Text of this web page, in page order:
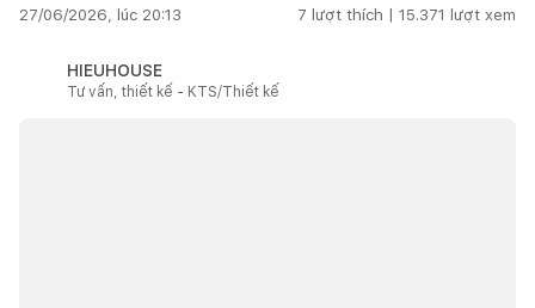
27/06/2026, lúc 20:13 7 lượt thích | 15.371 lượt xem
HIEUHOUSE
Tư vấn, thiết kế - KTS/Thiết kế